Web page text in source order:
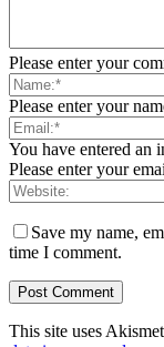
Please enter your
Please enter your
You have entered an
Please enter your
Save my name,
time I comment.
This site uses